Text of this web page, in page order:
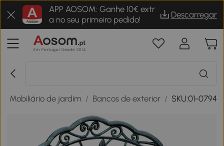
APP AOSOM: Ganhe 10€ extr
a no seu primeiro pedido!
Descarregar
Mobiliário de jardim / Bancos de exterior / SKU:01-0794